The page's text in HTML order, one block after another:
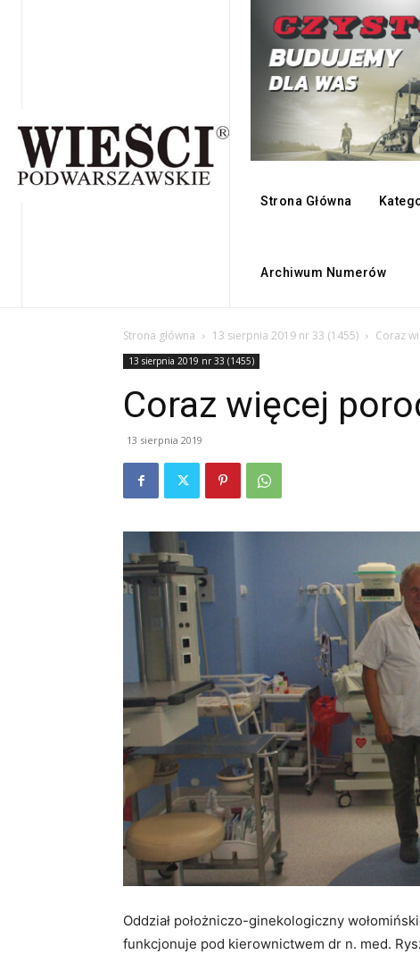
Strona Główna
Archiwum Numerów
Strona główna 13 sierpnia 2019 nr 33 (1455) Coraz
13 sierpnia 2019 nr 33 (1455)
Coraz więcej
13 sierpnia 2019
Oddział położniczo-ginekologiczny
funkcjonuje pod kierownictwem dr n. med.